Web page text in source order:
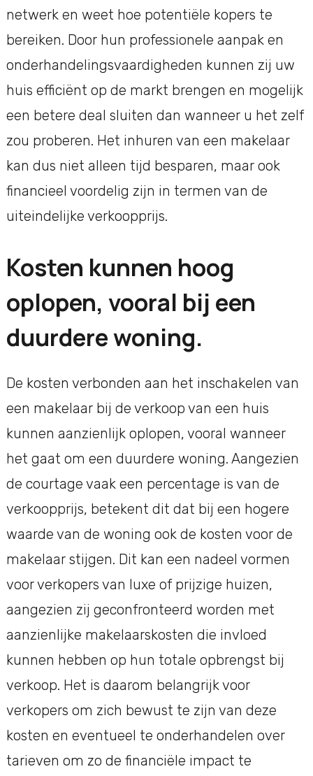
netwerk en weet hoe potentiële kopers te
bereiken. Door hun professionele aanpak en
onderhandelingsvaardigheden kunnen zij uw
huis efficiënt op de markt brengen en mogelijk
een betere deal sluiten dan wanneer u het zelf
zou proberen. Het inhuren van een makelaar
kan dus niet alleen tijd besparen, maar ook
financieel voordelig zijn in termen van de
uiteindelijke verkoopprijs.
Kosten kunnen hoog
oplopen, vooral bij een
duurdere woning.
De kosten verbonden aan het inschakelen van
een makelaar bij de verkoop van een huis
kunnen aanzienlijk oplopen, vooral wanneer
het gaat om een duurdere woning. Aangezien
de courtage vaak een percentage is van de
verkoopprijs, betekent dit dat bij een hogere
waarde van de woning ook de kosten voor de
makelaar stijgen. Dit kan een nadeel vormen
voor verkopers van luxe of prijzige huizen,
aangezien zij geconfronteerd worden met
aanzienlijke makelaarskosten die invloed
kunnen hebben op hun totale opbrengst bij
verkoop. Het is daarom belangrijk voor
verkopers om zich bewust te zijn van deze
kosten en eventueel te onderhandelen over
tarieven om zo de financiële impact te